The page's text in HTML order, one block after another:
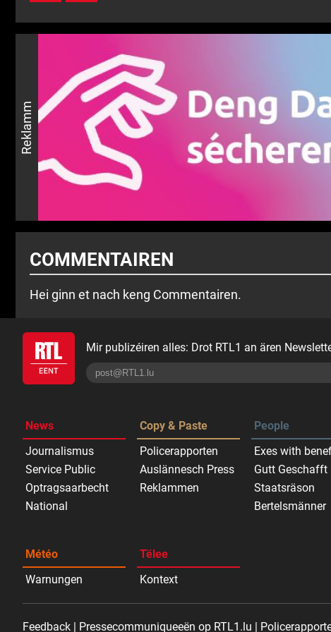
Reklamm
COMMENTAIREN
Hei ginn et nach keng Commentairen.
Mir publizéiren alles: Drot RTL1 an ären
News
Journalismus
Service Public
Optragsaarbecht
National
Copy & Paste
Policerapporten
Auslännesch Press
Reklammen
People
Exes with
Gutt Geschafft
Staatsräson
Bertelsmänner
Météo
Warnungen
Tëlee
Kontext
Feedback Pressecommuniqueeën op RTL1.lu